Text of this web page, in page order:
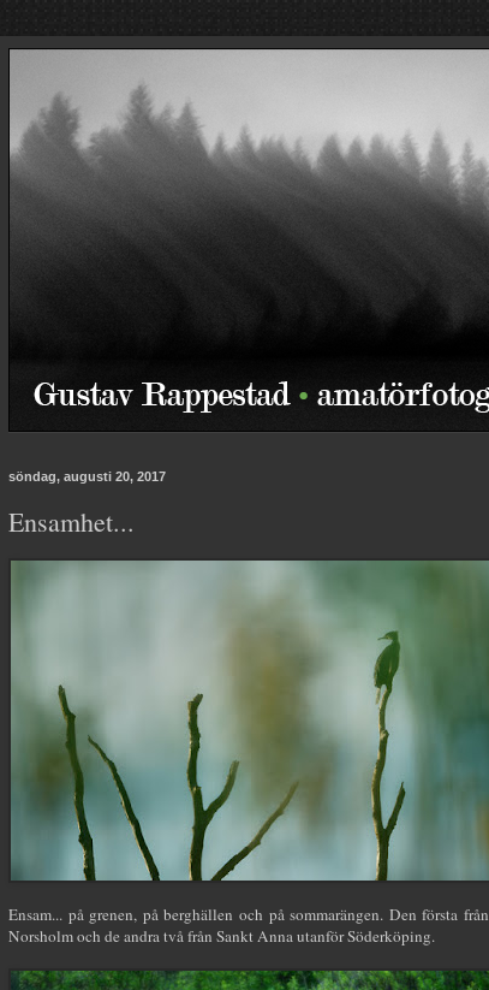
söndag, augusti 20, 2017
Ensamhet...
Ensam... på grenen, på berghällen och på sommarängen. Den första från
Norsholm och de andra två från Sankt Anna utanför Söderköping.